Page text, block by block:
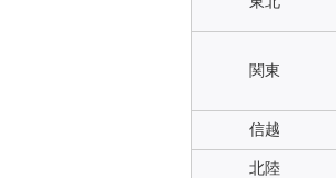
関東
信越
北陸